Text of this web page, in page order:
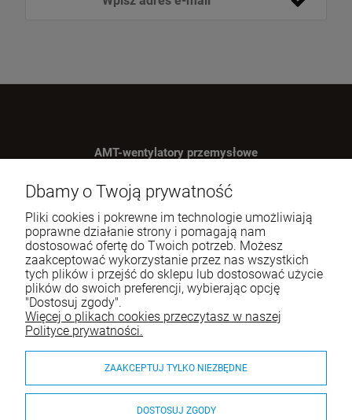
AMT-wentylatory przemysłowe
U nas zanjdziesz niezbędne urządzenia do wentylacji obiektów
przysłowych
Tel.:
609-293-502
E-mail: sklep@wentylator24.com.pl
INFORMACJE
KATEGORIE
O firmie
Dbamy o Twoją prywatność
Pliki cookies i pokrewne im technologie umożliwiają
poprawne działanie strony i pomagają nam
dostosować ofertę do Twoich potrzeb. Możesz
zaakceptować wykorzystanie przez nas wszystkich
tych plików i przejść do sklepu lub dostosować użycie
plików do swoich preferencji, wybierając opcję
"Dostosuj zgody".
Więcej o plikach cookies przeczytasz w naszej
Polityce prywatności.
ZAAKCEPTUJ TYLKO NIEZBĘDNE
DOSTOSUJ ZGODY